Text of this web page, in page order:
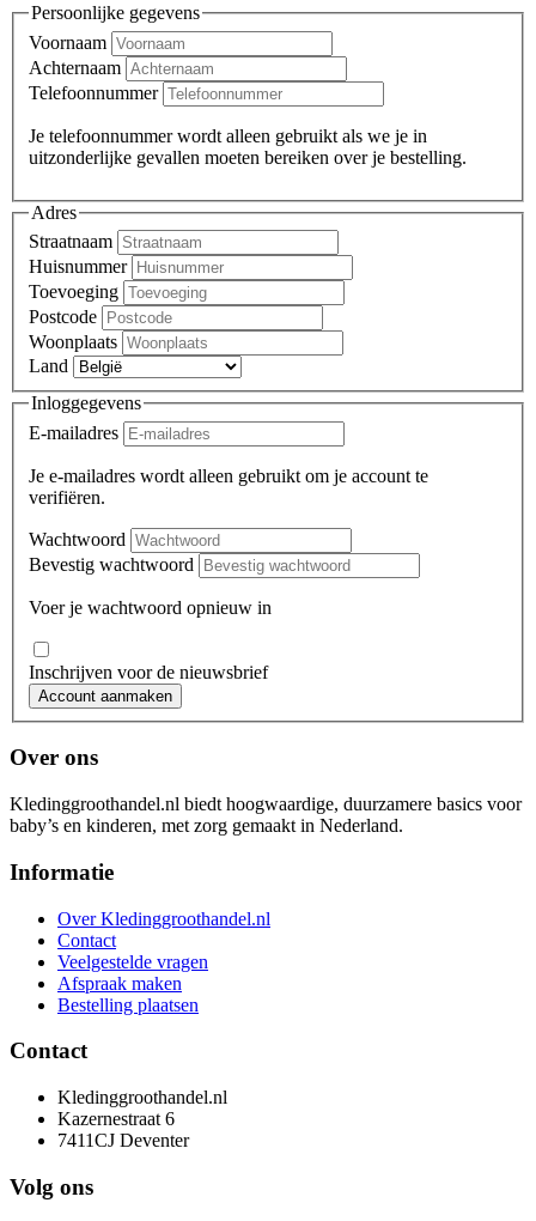
Persoonlijke gegevens
Voornaam
Achternaam
Telefoonnummer
Je telefoonnummer wordt alleen gebruikt als we je in
uitzonderlijke gevallen moeten bereiken over je bestelling.
Adres
Straatnaam
Huisnummer
Toevoeging
Postcode
Woonplaats
Land
Inloggegevens
E-mailadres
Je e-mailadres wordt alleen gebruikt om je account te
verifiëren.
Wachtwoord
Bevestig wachtwoord
Voer je wachtwoord opnieuw in
Inschrijven voor de nieuwsbrief
Account aanmaken
Over ons
Kledinggroothandel.nl biedt hoogwaardige, duurzamere basics voor
baby’s en kinderen, met zorg gemaakt in Nederland.
Informatie
Over Kledinggroothandel.nl
Contact
Veelgestelde vragen
Afspraak maken
Bestelling plaatsen
Contact
Kledinggroothandel.nl
Kazernestraat 6
7411CJ Deventer
Volg ons